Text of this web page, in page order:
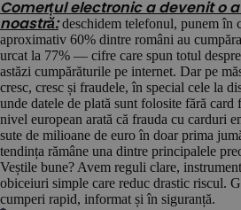
Comerțul electronic a devenit o
noastră:deschidem telefonul, punem în
aproximativ 60% dintre români au
urcat la 77% — cifre care spun totul
astăzi cumpărăturile pe internet. Dar pe
cresc, cresc și fraudele, în special cele la
unde datele de plată sunt folosite fără
nivel european arată că frauda cu carduri
sute de milioane de euro în doar prima
tendința rămâne una dintre principalele
Veștile bune? Avem reguli clare,
obiceiuri simple care reduc drastic riscul.
cumperi rapid, informat și în siguranță.